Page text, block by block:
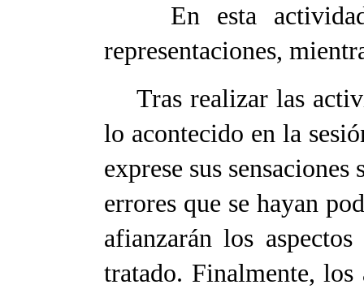
En esta actividad,
representaciones,
Tras realizar las
lo acontecido en la
exprese sus
errores que se hayan
afianzarán los
tratado. Finalmente, los